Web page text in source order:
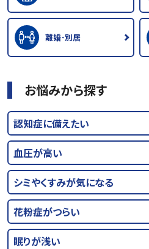
離婚･別居
お悩みから探す
認知症に備えたい
血圧が高い
シミやくすみが気になる
花粉症がつらい
眠りが浅い